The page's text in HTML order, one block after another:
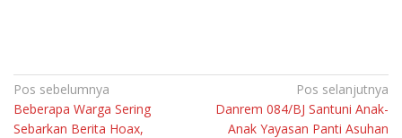
Navigasi
pos
Pos sebelumnya
Beberapa Warga Sering
Sebarkan Berita Hoax,
Pos selanjutnya
Danrem 084/BJ Santuni Anak-
Anak Yayasan Panti Asuhan